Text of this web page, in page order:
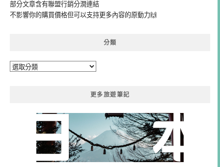
部分文章含有聯盟行銷分潤連結
不影響你的購買價格但可以支持更多內容的原動力🙌
分類
分
更多旅遊筆記